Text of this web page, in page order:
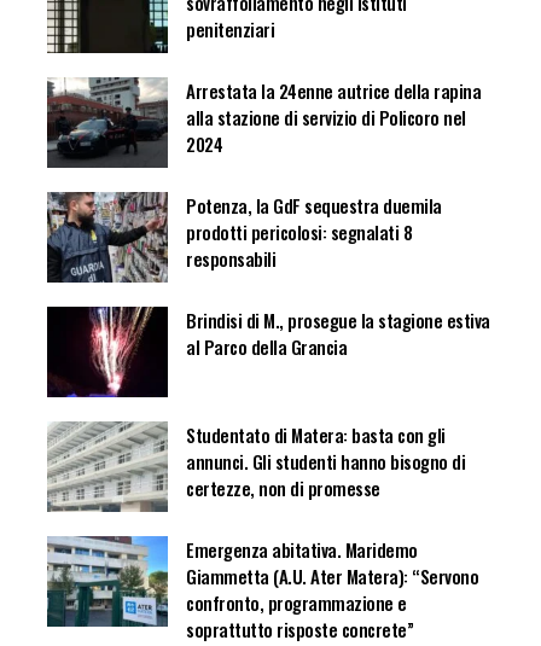
penitenziari
Arrestata la 24enne autrice della rapina
alla stazione di servizio di Policoro nel
2024
Potenza, la GdF sequestra duemila
prodotti pericolosi: segnalati 8
responsabili
Brindisi di M., prosegue la stagione estiva
al Parco della Grancia
Studentato di Matera: basta con gli
annunci. Gli studenti hanno bisogno di
certezze, non di promesse
Emergenza abitativa. Maridemo
Giammetta (A.U. Ater Matera): “Servono
confronto, programmazione e
soprattutto risposte concrete”